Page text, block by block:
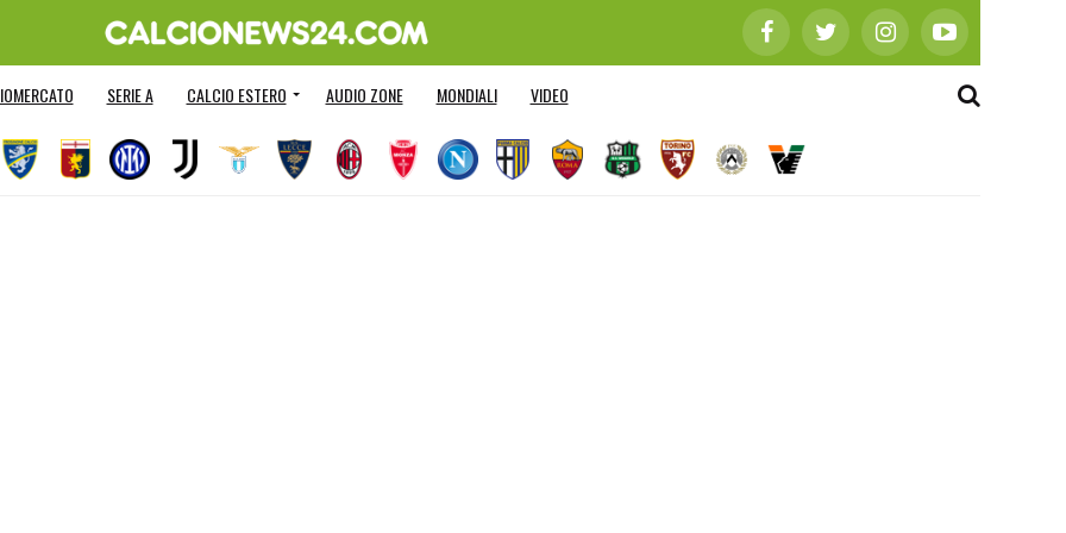
SERIE A CALCIO ESTERO AUDIO ZONE MONDIALI VIDEO